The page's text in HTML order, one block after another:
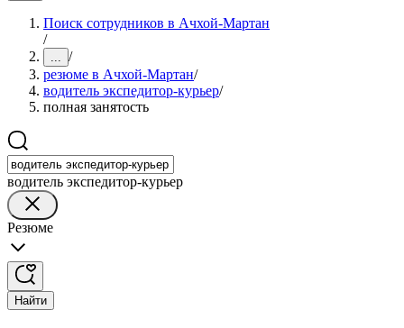
Поиск сотрудников в Ачхой-Мартан
/
... /
резюме в Ачхой-Мартан/
водитель экспедитор-курьер/
полная занятость
водитель экспедитор-курьер
Резюме
Найти